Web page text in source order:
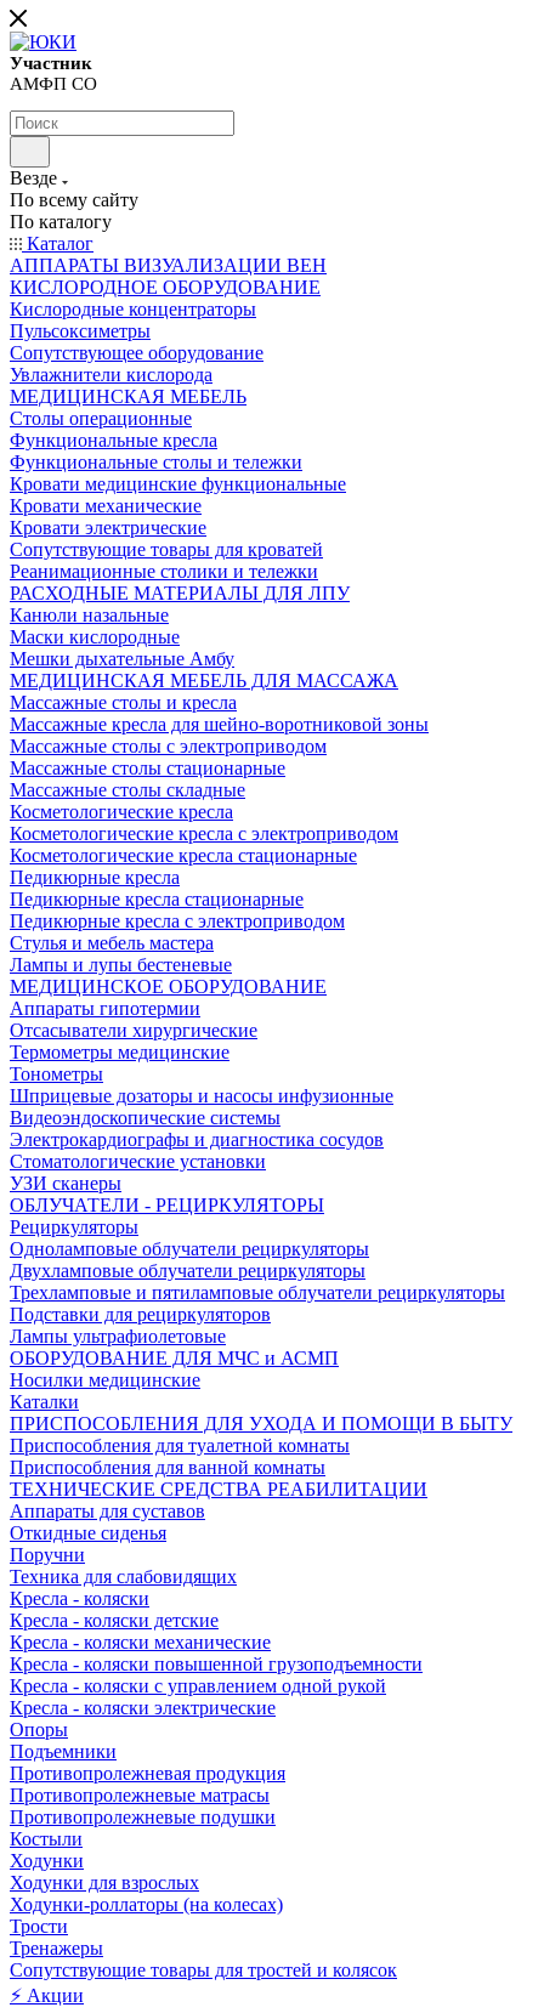
Участник
АМФП СО
Везде
По всему сайту
По каталогу
Каталог
АППАРАТЫ ВИЗУАЛИЗАЦИИ ВЕН
КИСЛОРОДНОЕ ОБОРУДОВАНИЕ
Кислородные концентраторы
Пульсоксиметры
Сопутствующее оборудование
Увлажнители кислорода
МЕДИЦИНСКАЯ МЕБЕЛЬ
Столы операционные
Функциональные кресла
Функциональные столы и тележки
Кровати медицинские функциональные
Кровати механические
Кровати электрические
Сопутствующие товары для кроватей
Реанимационные столики и тележки
РАСХОДНЫЕ МАТЕРИАЛЫ ДЛЯ ЛПУ
Канюли назальные
Маски кислородные
Мешки дыхательные Амбу
МЕДИЦИНСКАЯ МЕБЕЛЬ ДЛЯ МАССАЖА
Массажные столы и кресла
Массажные кресла для шейно-воротниковой зоны
Массажные столы с электроприводом
Массажные столы стационарные
Массажные столы складные
Косметологические кресла
Косметологические кресла с электроприводом
Косметологические кресла стационарные
Педикюрные кресла
Педикюрные кресла стационарные
Педикюрные кресла с электроприводом
Стулья и мебель мастера
Лампы и лупы бестеневые
МЕДИЦИНСКОЕ ОБОРУДОВАНИЕ
Аппараты гипотермии
Отсасыватели хирургические
Термометры медицинские
Тонометры
Шприцевые дозаторы и насосы инфузионные
Видеоэндоскопические системы
Электрокардиографы и диагностика сосудов
Стоматологические установки
УЗИ сканеры
ОБЛУЧАТЕЛИ - РЕЦИРКУЛЯТОРЫ
Рециркуляторы
Одноламповые облучатели рециркуляторы
Двухламповые облучатели рециркуляторы
Трехламповые и пятиламповые облучатели рециркуляторы
Подставки для рециркуляторов
Лампы ультрафиолетовые
ОБОРУДОВАНИЕ ДЛЯ МЧС и АСМП
Носилки медицинские
Каталки
ПРИСПОСОБЛЕНИЯ ДЛЯ УХОДА И ПОМОЩИ В БЫТУ
Приспособления для туалетной комнаты
Приспособления для ванной комнаты
ТЕХНИЧЕСКИЕ СРЕДСТВА РЕАБИЛИТАЦИИ
Аппараты для суставов
Откидные сиденья
Поручни
Техника для слабовидящих
Кресла - коляски
Кресла - коляски детские
Кресла - коляски механические
Кресла - коляски повышенной грузоподъемности
Кресла - коляски с управлением одной рукой
Кресла - коляски электрические
Опоры
Подъемники
Противопролежневая продукция
Противопролежневые матрасы
Противопролежневые подушки
Костыли
Ходунки
Ходунки для взрослых
Ходунки-роллаторы (на колесах)
Трости
Тренажеры
Сопутствующие товары для тростей и колясок
⚡ Акции